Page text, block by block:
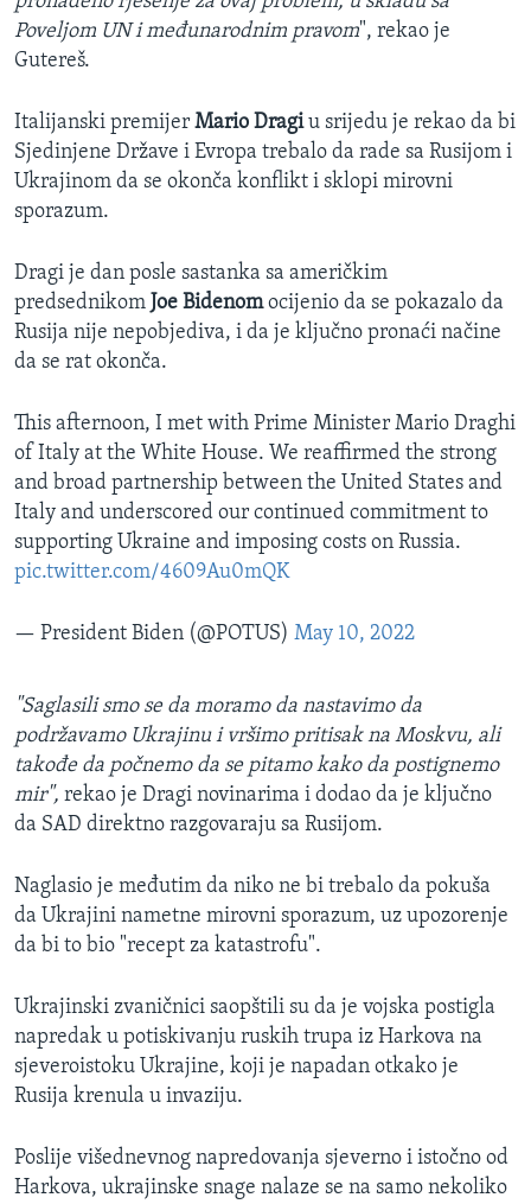
Poveljom UN i međunarodnim pravom", rekao je
Gutereš.
Italijanski premijer Mario Dragiu srijedu je rekao da bi
Sjedinjene Države i Evropa trebalo da rade sa Rusijom i
Ukrajinom da se okonča konflikt i sklopi mirovni
sporazum.
Dragi je dan posle sastanka sa američkim
predsednikom Joe Bidenomocijenio da se pokazalo da
Rusija nije nepobjediva, i da je ključno pronaći načine
da se rat okonča.
This afternoon, I met with Prime Minister Mario Draghi
of Italy at the White House. We reaffirmed the strong
and broad partnership between the United States and
Italy and underscored our continued commitment to
supporting Ukraine and imposing costs on Russia.
pic.twitter.com/4609Au0mQK
— President Biden (@POTUS) May 10, 2022
"Saglasili smo se da moramo da nastavimo da
podržavamo Ukrajinu i vršimo pritisak na Moskvu, ali
takođe da počnemo da se pitamo kako da postignemo
mir", rekao je Dragi novinarima i dodao da je ključno
da SAD direktno razgovaraju sa Rusijom.
Naglasio je međutim da niko ne bi trebalo da pokuša
da Ukrajini nametne mirovni sporazum, uz upozorenje
da bi to bio "recept za katastrofu".
Ukrajinski zvaničnici saopštili su da je vojska postigla
napredak u potiskivanju ruskih trupa iz Harkova na
sjeveroistoku Ukrajine, koji je napadan otkako je
Rusija krenula u invaziju.
Poslije višednevnog napredovanja sjeverno i istočno od
Harkova, ukrajinske snage nalaze se na samo nekoliko